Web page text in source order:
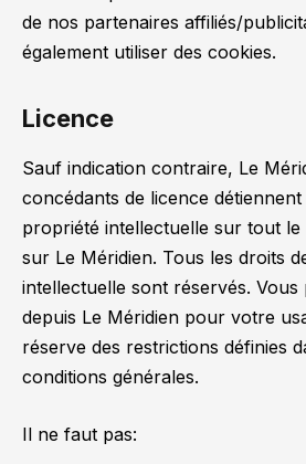
de nos partenaires affiliés/
également utiliser des cookies.
Licence
Sauf indication contraire, Le
concédants de licence
propriété intellectuelle sur tout le
sur Le Méridien. Tous les droits
intellectuelle sont réservés.
depuis Le Méridien pour votre
réserve des restrictions définies
conditions générales.
Il ne faut pas: